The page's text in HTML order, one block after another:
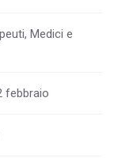
Medici e
febbraio